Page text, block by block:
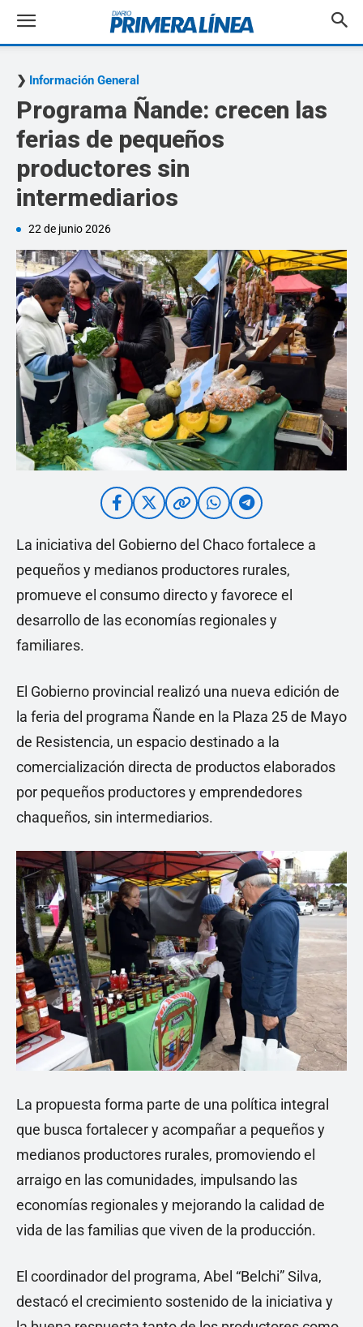
Información General
Programa Ñande: crecen las
ferias de pequeños
productores sin
intermediarios
22 de junio 2026
La iniciativa del Gobierno del Chaco fortalece a
pequeños y medianos productores rurales,
promueve el consumo directo y favorece el
desarrollo de las economías regionales y
familiares.
El Gobierno provincial realizó una nueva edición de
la feria del programa Ñande en la Plaza 25 de Mayo
de Resistencia, un espacio destinado a la
comercialización directa de productos elaborados
por pequeños productores y emprendedores
chaqueños, sin intermediarios.
La propuesta forma parte de una política integral
que busca fortalecer y acompañar a pequeños y
medianos productores rurales, promoviendo el
arraigo en las comunidades, impulsando las
economías regionales y mejorando la calidad de
vida de las familias que viven de la producción.
El coordinador del programa, Abel “Belchi” Silva,
destacó el crecimiento sostenido de la iniciativa y